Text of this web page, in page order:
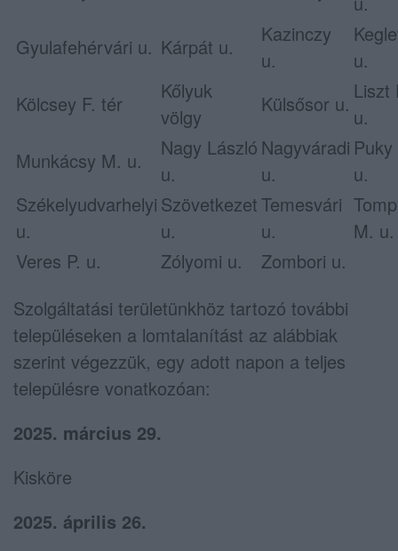
Gyulafehérvári u. Kárpát u.
Kazinczy
u.
u.
Kölcsey F. tér
Kőlyuk
völgy
Külsősor u.
Liszt
u.
Munkácsy M. u.
Nagy László
u.
Nagyváradi
u.
u.
Székelyudvarhelyi
u.
Szövetkezet
u.
Temesvári
u.
M. u.
Veres P. u.
Zólyomi u.
Zombori u.
Szolgáltatási területünkhöz tartozó további
településeken a lomtalanítást az alábbiak
szerint végezzük, egy adott napon a teljes
településre vonatkozóan:
2025. március 29.
Kisköre
2025. április 26.